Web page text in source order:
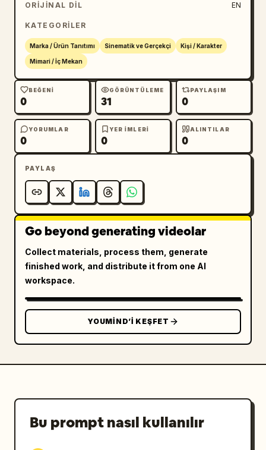
ORIJINAL DIL EN
KATEGORILER
Marka / Ürün Tanıtımı Sinematik ve Gerçekçi Kişi / Karakter
Mimari / İç Mekan
BEĞENI
0
GÖRÜNTÜLEME
31
PAYLAŞIM
0
YORUMLAR
0
YER IMLERI
0
ALINTILAR
0
PAYLAŞ
Go beyond generating videolar
Collect materials, process them, generate
finished work, and distribute it from one AI
workspace.
YOUMIND’I KEŞFET
Bu prompt nasıl kullanılır